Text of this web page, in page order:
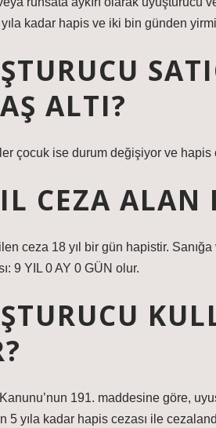
kadar hapis ve iki bin günden
ALTI?
çocuk ise durum değişiyor ve hapis
CEZA ALAN
ceza 18 yıl bir gün hapistir.
9 YIL 0 AY 0 GÜN olur.
191. maddesine göre,
5 yıla kadar hapis cezası ile